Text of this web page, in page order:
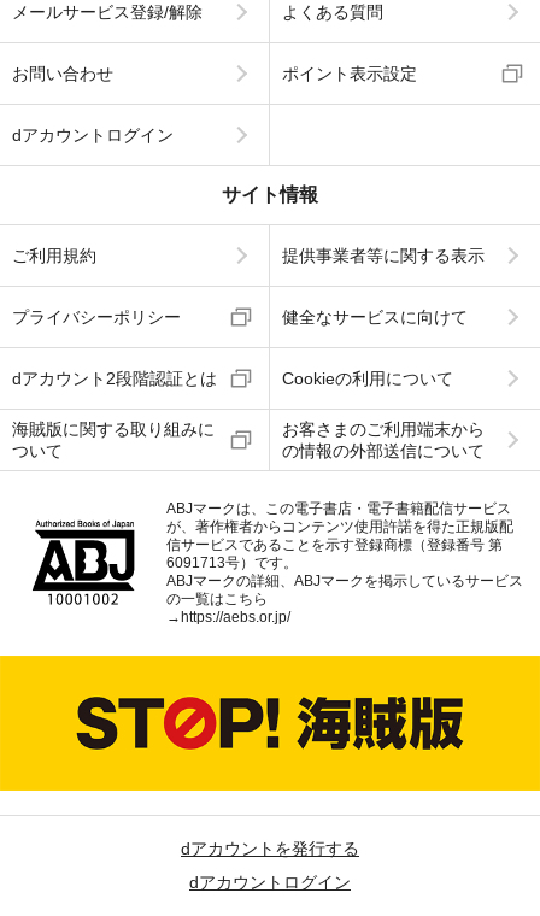
メールサービス登録/解除 よくある質問
お問い合わせ ポイント表示設定
dアカウントログイン
サイト情報
ご利用規約 提供事業者等に関する表示
プライバシーポリシー 健全なサービスに向けて
dアカウント2段階認証とは Cookieの利用について
海賊版に関する取り組みに
ついて
お客さまのご利用端末から
の情報の外部送信について
ABJマークは、この電子書店・電子書籍配信サービス
が、著作権者からコンテンツ使用許諾を得た正規版配
信サービスであることを示す登録商標（登録番号 第
6091713号）です。
ABJマークの詳細、ABJマークを掲示しているサービス
の一覧はこちら
→https://aebs.or.jp/
dアカウントを発行する
dアカウントログイン